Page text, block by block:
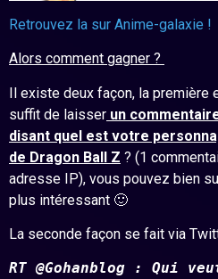
Retrouvez la sur Anime-galaxie !
Alors comment gagner ?
Il existe deux façon, la
suffit de laisser un
disant quel est votre
de Dragon Ball Z ? (1
adresse IP), vous pouvez bien
plus intéressant 🙂
La seconde façon se fait via
RT @Gohanblog : Qui